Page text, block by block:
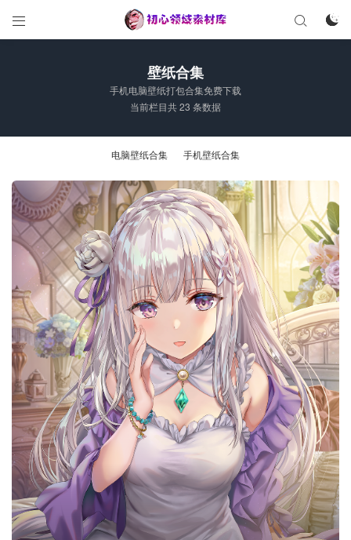
 

壁纸合集
手机电脑壁纸打包合集免费下载
当前栏目共 23 条数据
电脑壁纸合集 手机壁纸合集